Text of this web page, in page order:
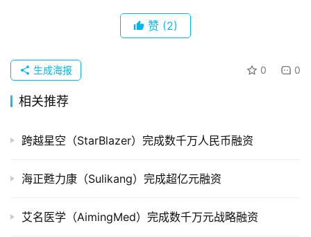
发
布
购
组
公
司
登录
赞 (2)
0 0
生成海报
相关推荐
跨越星空（StarBlazer）完成数千万人民币融资
海正甦力康（Sulikang）完成超亿元融资
艾名医学（AimingMed）完成数千万元战略融资